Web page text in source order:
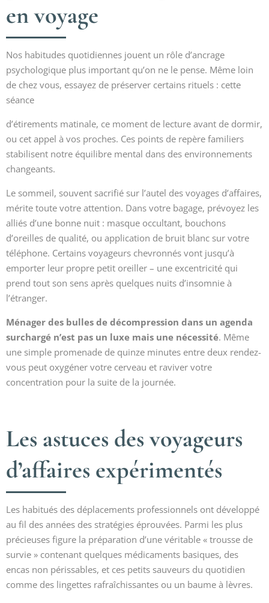
en voyage
Nos habitudes quotidiennes jouent un rôle d’ancrage
psychologique plus important qu’on ne le pense. Même loin
de chez vous, essayez de préserver certains rituels : cette
séance
d’étirements matinale, ce moment de lecture avant de dormir,
ou cet appel à vos proches. Ces points de repère familiers
stabilisent notre équilibre mental dans des environnements
changeants.
Le sommeil, souvent sacrifié sur l’autel des voyages d’affaires,
mérite toute votre attention. Dans votre bagage, prévoyez les
alliés d’une bonne nuit : masque occultant, bouchons
d’oreilles de qualité, ou application de bruit blanc sur votre
téléphone. Certains voyageurs chevronnés vont jusqu’à
emporter leur propre petit oreiller – une excentricité qui
prend tout son sens après quelques nuits d’insomnie à
l’étranger.
Ménager des bulles de décompression dans un agenda
surchargé n’est pas un luxe mais une nécessité. Même
une simple promenade de quinze minutes entre deux rendez-
vous peut oxygéner votre cerveau et raviver votre
concentration pour la suite de la journée.
Les astuces des voyageurs
d’affaires expérimentés
Les habitués des déplacements professionnels ont développé
au fil des années des stratégies éprouvées. Parmi les plus
précieuses figure la préparation d’une véritable « trousse de
survie » contenant quelques médicaments basiques, des
encas non périssables, et ces petits sauveurs du quotidien
comme des lingettes rafraîchissantes ou un baume à lèvres.